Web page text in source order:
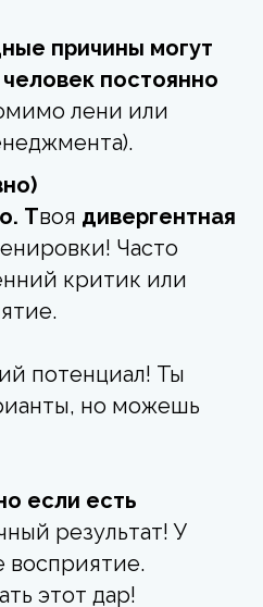
причины могут
постоянно
лени или
Твоя дивергентная
Часто
критик или
потенциал! Ты
но можешь
если есть
результат! У
восприятие.
этот дар!